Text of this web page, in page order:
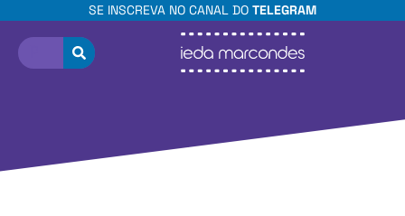
SE INSCREVA NO CANAL DO TELEGRAM